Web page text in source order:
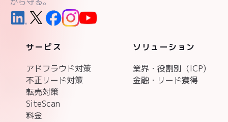
サービス
アドフラウド対策
不正リード対策
転売対策
SiteScan
料金
ソリューション
業界・役割別（ICP)
金融・リード獲得